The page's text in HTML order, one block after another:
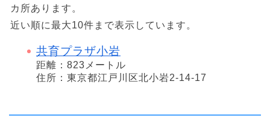
カ所あります。
近い順に最大10件まで表示しています。
共育プラザ小岩
距離：823メートル
住所：東京都江戸川区北小岩2-14-17